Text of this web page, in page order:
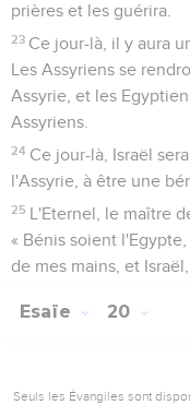
prières et les guérira.
23 Ce jour-là, il y aura
Les Assyriens se
Assyrie, et les
Assyriens.
24 Ce jour-là, Israël
l'Assyrie, à être une
25 L'Eternel, le maître
« Bénis soient
de mes mains, et
Esaïe 20
Seuls les Évangiles sont